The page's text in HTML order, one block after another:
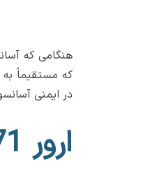
در ایمنی
ارور 71 آسانسور به چه معناست؟